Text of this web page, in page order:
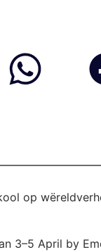
op
3–5 April by